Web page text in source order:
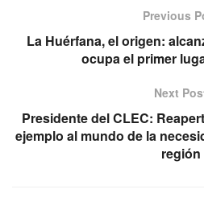
Previous
La Huérfana, el origen:
ocupa el primer
Next
Presidente del CLEC:
ejemplo al mundo de la
región